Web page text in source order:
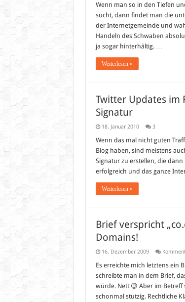
Wenn man so in den Tiefen
sucht, dann findet man die
der Internetgemeinde und
Handeln des Schwaben
ja sogar hinterhältig. …
Weiterlesen »
Twitter Updates im
Signatur
18. Januar 2010 3
Wenn das mal nicht guten
Blog haben, sind meistens
Signatur zu erstellen, die
erfolgreich und das ganze
Weiterlesen »
Brief verspricht
Domains!
16. Dezember 2009
Es erreichte mich letztens ein
schreibte man in dem Brief,
würde. Nett 😉 Aber im Betreff
schonmal stutzig. Rechtliche